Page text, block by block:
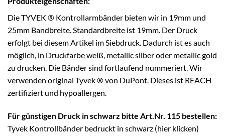
Die TYVEK ® Kontrollarmbänder bieten wir in 19mm und
25mm Bandbreite. Standardbreite ist 19mm. Der Druck
erfolgt bei diesem Artikel im Siebdruck. Dadurch ist es auch
möglich, in Druckfarbe weiß, metallic silber oder metallic gold
zu drucken. Die Bänder sind fortlaufend nummeriert. Wir
verwenden original Tyvek ® von DuPont. Dieses ist REACH
zertifiziert und hypoallergen.
Für günstigen Druck in schwarz bitte Art.Nr. 115 bestellen:
Tyvek Kontrollbänder bedruckt in schwarz (hier klicken)